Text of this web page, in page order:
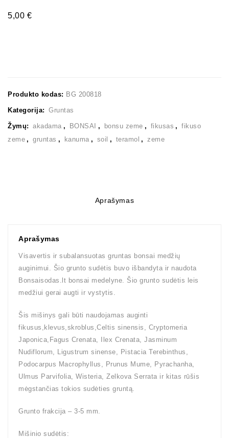
5,00 €
Produkto kodas: BG 200818
Kategorija: Gruntas
Žymų: akadama , BONSAI , bonsu zeme , fikusas , fikuso
zeme , gruntas , kanuma , soil , teramol , zeme
Aprašymas
Aprašymas
Visavertis ir subalansuotas gruntas bonsai medžių
auginimui. Šio grunto sudėtis buvo išbandyta ir naudota
Bonsaisodas.lt bonsai medelyne. Šio grunto sudėtis leis
medžiui gerai augti ir vystytis.
Šis mišinys gali būti naudojamas auginti
fikusus,klevus,skroblus,Celtis sinensis, Cryptomeria
Japonica,Fagus Crenata, Ilex Crenata, Jasminum
Nudiflorum, Ligustrum sinense, Pistacia Terebinthus,
Podocarpus Macrophyllus, Prunus Mume, Pyrachanha,
Ulmus Parvifolia, Wisteria, Zelkova Serrata ir kitas rūšis
mėgstančias tokios sudėties gruntą.
Grunto frakcija – 3-5 mm.
Mišinio sudėtis: